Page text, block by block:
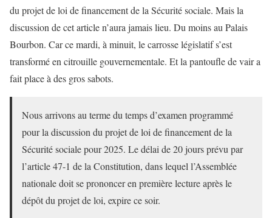
du projet de loi de financement de la Sécurité sociale. Mais la
discussion de cet article n’aura jamais lieu. Du moins au Palais
Bourbon. Car ce mardi, à minuit, le carrosse législatif s’est
transformé en citrouille gouvernementale. Et la pantoufle de vair a
fait place à des gros sabots.
Nous arrivons au terme du temps d’examen programmé
pour la discussion du projet de loi de financement de la
Sécurité sociale pour 2025. Le délai de 20 jours prévu par
l’article 47-1 de la Constitution, dans lequel l’Assemblée
nationale doit se prononcer en première lecture après le
dépôt du projet de loi, expire ce soir.